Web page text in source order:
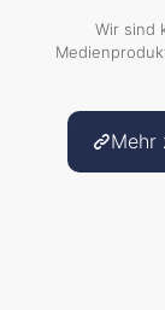
Wir sind
Mehr